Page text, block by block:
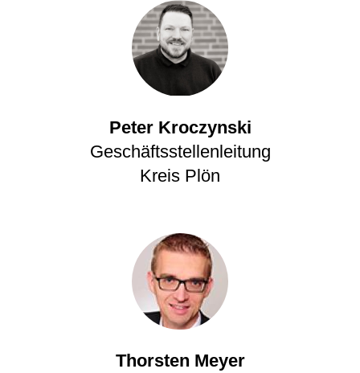
Peter Kroczynski
Geschäftsstellenleitung
Kreis Plön
Thorsten Meyer